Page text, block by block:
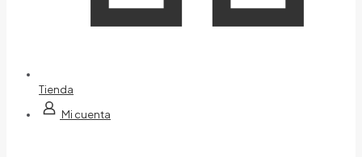
Tienda
Mi cuenta